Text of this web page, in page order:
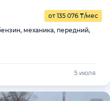
от 135 076 ₸/мес
механика, передний,
5 июля